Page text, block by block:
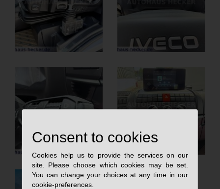
Consent to cookies
Cookies help us to provide the services on our
site. Please choose which cookies may be set.
You can change your choices at any time in our
cookie-preferences.